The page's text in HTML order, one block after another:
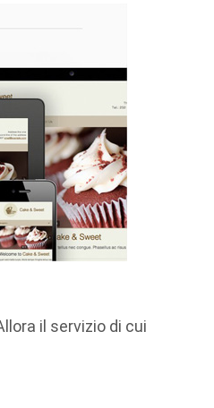
il servizio di cui